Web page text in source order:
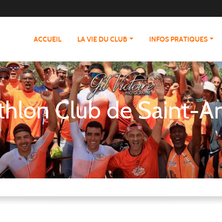
ACCUEIL LA VIE DU CLUB INFOS PRATIQUES
Club de Saint-